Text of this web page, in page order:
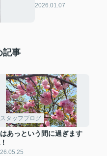
2026.01.07
記事
スタッフブログ
あっという間に過ぎます